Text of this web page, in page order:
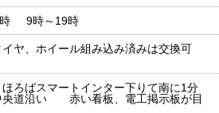
時 9時～19時
イヤ、ホイール組み込み済みは交換可
ほろばスマートインター下りて南に1分
道沿い 赤い看板、電工掲示板が目